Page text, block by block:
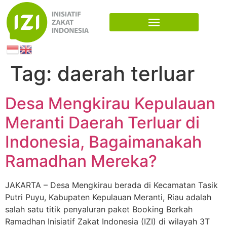
Tag: daerah terluar
Desa Mengkirau Kepulauan
Meranti Daerah Terluar di
Indonesia, Bagaimanakah
Ramadhan Mereka?
JAKARTA – Desa Mengkirau berada di Kecamatan Tasik
Putri Puyu, Kabupaten Kepulauan Meranti, Riau adalah
salah satu titik penyaluran paket Booking Berkah
Ramadhan Inisiatif Zakat Indonesia (IZI) di wilayah 3T